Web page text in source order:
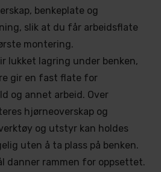
benkeplate og
slik at du får arbeidsflate
montering.
lukket lagring under benken,
gir en fast flate for
og annet arbeid. Over
hjørneoverskap og
og utstyr kan holdes
uten å ta plass på benken.
danner rammen for oppsettet.